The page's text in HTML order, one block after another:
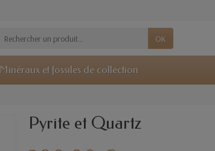
OK
Minéraux et fossiles de collection
Pyrite et Quartz